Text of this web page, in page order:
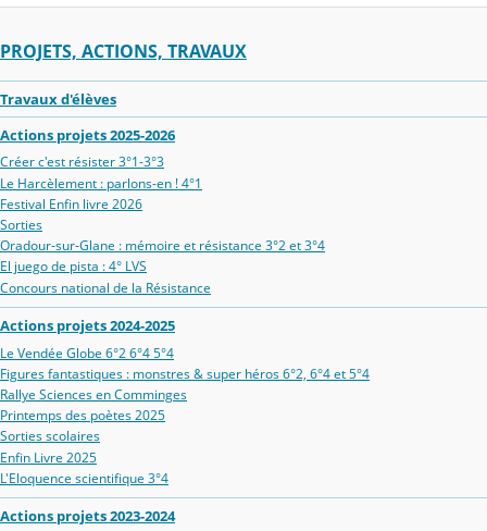
PROJETS, ACTIONS, TRAVAUX
Travaux d'élèves
Actions projets 2025-2026
Créer c'est résister 3°1-3°3
Le Harcèlement : parlons-en ! 4°1
Festival Enfin livre 2026
Sorties
Oradour‑sur‑Glane : mémoire et résistance 3°2 et 3°4
El juego de pista : 4° LVS
Concours national de la Résistance
Actions projets 2024-2025
Le Vendée Globe 6°2 6°4 5°4
Figures fantastiques : monstres & super héros 6°2, 6°4 et 5°4
Rallye Sciences en Comminges
Printemps des poètes 2025
Sorties scolaires
Enfin Livre 2025
L'Eloquence scientifique 3°4
Actions projets 2023-2024